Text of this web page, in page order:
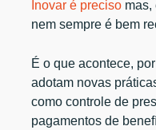
Inovar é preciso mas,
nem sempre é bem
É o que acontece,
adotam novas
como controle de
pagamentos de